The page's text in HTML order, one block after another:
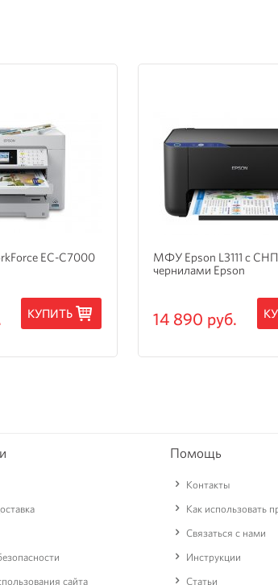
EC-C7000
КУПИТЬ
МФУ Epson L3111 с
чернилами Epson
14 890 руб.
сайта
Помощь
Контакты
Как использовать
Связаться с нами
Инструкции
Статьи